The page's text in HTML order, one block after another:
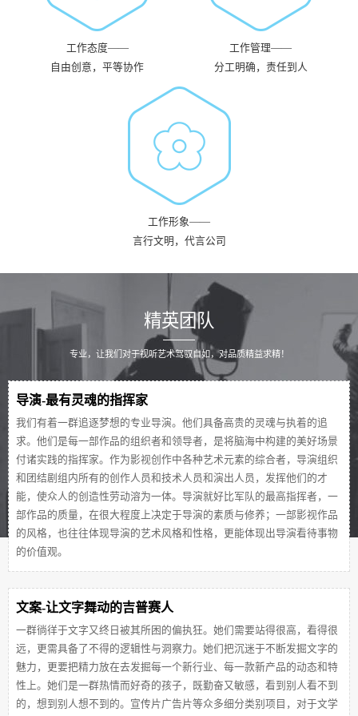
工作态度——
自由创意，平等协作
工作管理——
分工明确，责任到人
工作形象——
言行文明，代言公司
精英团队
专业，让我们对于视听艺术驾驭自如，对品质精益求精！
导演-最有灵魂的指挥家
我们有着一群追逐梦想的专业导演。他们具备高贵的灵魂与执着的追
求。他们是每一部作品的组织者和领导者，是将脑海中构建的美好场景
付诸实践的指挥家。作为影视创作中各种艺术元素的综合者，导演组织
和团结剧组内所有的创作人员和技术人员和演出人员，发挥他们的才
能，使众人的创造性劳动溶为一体。导演就好比军队的最高指挥者，一
部作品的质量，在很大程度上决定于导演的素质与修养；一部影视作品
的风格，也往往体现导演的艺术风格和性格，更能体现出导演看待事物
的价值观。
文案-让文字舞动的吉普赛人
一群徜徉于文字又终日被其所困的偏执狂。她们需要站得很高，看得很
远，更需具备了不得的逻辑性与洞察力。她们把沉迷于不断发掘文字的
魅力，更要把精力放在去发掘每一个新行业、每一款新产品的动态和特
性上。她们是一群热情而好奇的孩子，既勤奋又敏感，看到别人看不到
的，想到别人想不到的。宣传片广告片等众多细分类别项目，对于文学